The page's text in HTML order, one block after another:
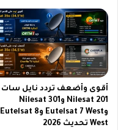
س
و
ل
و
ك
ف
ا
ت
ف
ش
ا
و
ي
7
أقوى وأضعف تردد نايل سات
Nilesat 201 وNilesat 301
وEutelsat 7 West وEutelsat 8
West تحديث 2026